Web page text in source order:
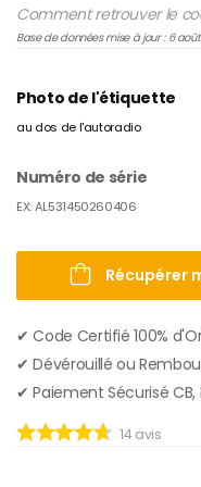
Comment retrouver le
Base de données mise à jour : 6
Photo de l'étiquette
au dos de l'autoradio
Numéro de série
EX: AL531450260406
Récupérer
✔︎ Code Certifié 100%
✔︎ Dévérouillé ou
✔︎ Paiement Sécurisé CB,
14 avis